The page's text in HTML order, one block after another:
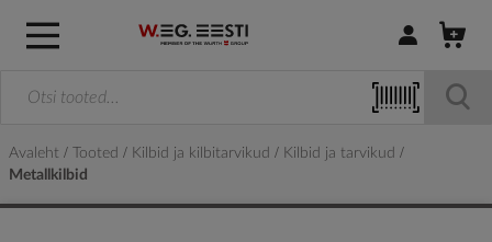
Logi sisse /
Avaleht Tooted Kilbid ja kilbitarvikud
Kilbid ja tarvikud
Metallkilbid